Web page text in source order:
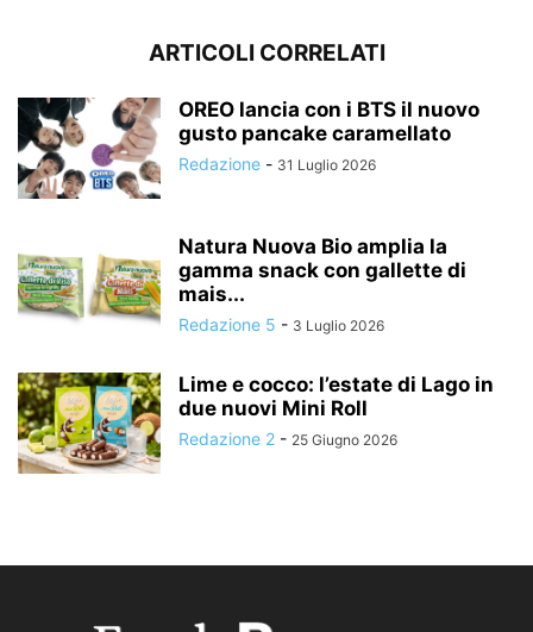
ARTICOLI CORRELATI
OREO lancia con i BTS il nuovo
gusto pancake caramellato
Redazione - 31 Luglio 2026
Natura Nuova Bio amplia la
gamma snack con gallette di
mais...
Redazione 5 - 3 Luglio 2026
Lime e cocco: l’estate di Lago in
due nuovi Mini Roll
Redazione 2 - 25 Giugno 2026